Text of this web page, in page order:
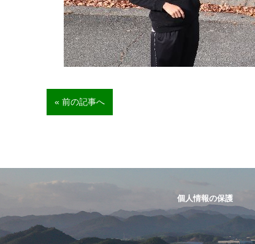
« 前の記事へ
個人情報の保護